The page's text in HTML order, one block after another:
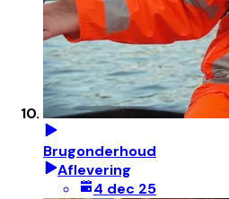
Brugonderhoud
Aflevering
4 dec 25